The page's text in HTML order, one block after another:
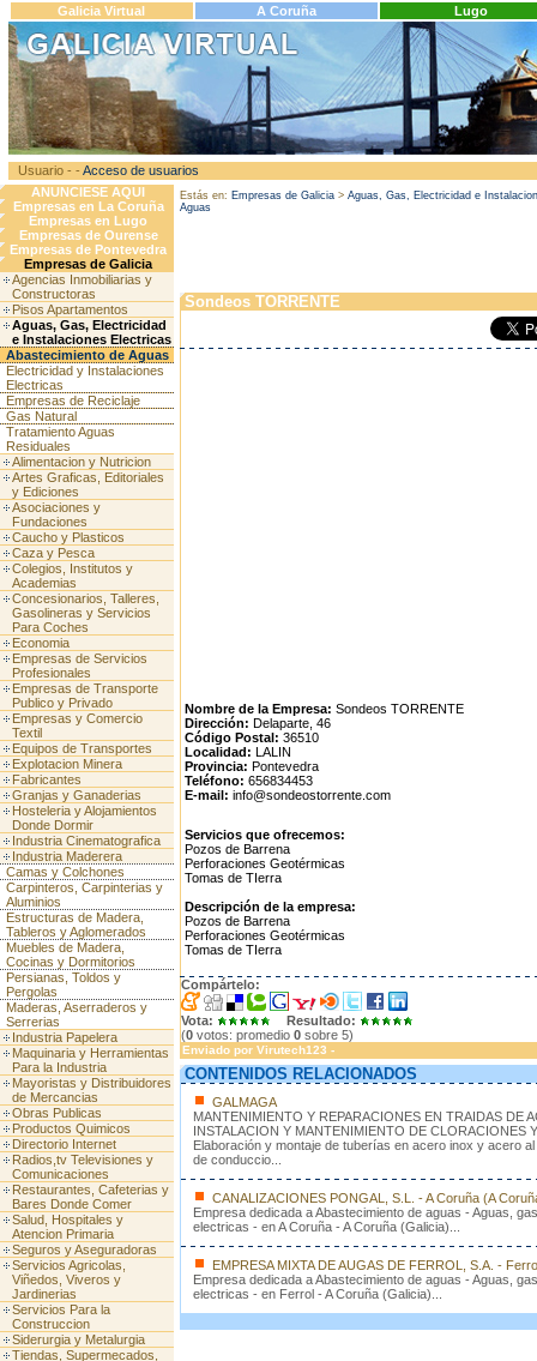
Galicia Virtual A Coruña Lugo
Usuario - - Acceso de usuarios
ANUNCIESE AQUI
Empresas en La Coruña
Empresas en Lugo
Empresas de Ourense
Empresas de Pontevedra
Empresas de Galicia
Agencias Inmobiliarias y
Constructoras
Pisos Apartamentos
Aguas, Gas, Electricidad
e Instalaciones Electricas
Abastecimiento de Aguas
Electricidad y Instalaciones
Electricas
Empresas de Reciclaje
Gas Natural
Tratamiento Aguas
Residuales
Alimentacion y Nutricion
Artes Graficas, Editoriales
y Ediciones
Asociaciones y
Fundaciones
Caucho y Plasticos
Caza y Pesca
Colegios, Institutos y
Academias
Concesionarios, Talleres,
Gasolineras y Servicios
Para Coches
Economia
Empresas de Servicios
Profesionales
Empresas de Transporte
Publico y Privado
Empresas y Comercio
Textil
Equipos de Transportes
Explotacion Minera
Fabricantes
Granjas y Ganaderias
Hosteleria y Alojamientos
Donde Dormir
Industria Cinematografica
Industria Maderera
Camas y Colchones
Carpinteros, Carpinterias y
Aluminios
Estructuras de Madera,
Tableros y Aglomerados
Muebles de Madera,
Cocinas y Dormitorios
Persianas, Toldos y
Pergolas
Maderas, Aserraderos y
Serrerias
Industria Papelera
Maquinaria y Herramientas
Para la Industria
Mayoristas y Distribuidores
de Mercancias
Obras Publicas
Productos Quimicos
Directorio Internet
Radios,tv Televisiones y
Comunicaciones
Restaurantes, Cafeterias y
Bares Donde Comer
Salud, Hospitales y
Atencion Primaria
Seguros y Aseguradoras
Servicios Agricolas,
Viñedos, Viveros y
Jardinerias
Servicios Para la
Construccion
Siderurgia y Metalurgia
Tiendas, Supermecados,
Estás en: Empresas de Galicia > Aguas, Gas, Electricidad e
Aguas
Sondeos TORRENTE
Nombre de la Empresa: Sondeos TORRENTE
Dirección: Delaparte, 46
Código Postal: 36510
Localidad: LALIN
Provincia: Pontevedra
Teléfono: 656834453
E-mail: info@sondeostorrente.com
Servicios que ofrecemos:
Pozos de Barrena
Perforaciones Geotérmicas
Tomas de TIerra
Descripción de la empresa:
Pozos de Barrena
Perforaciones Geotérmicas
Tomas de TIerra
Compártelo:
Vota:
Resultado:
(0 votos: promedio 0 sobre 5)
Enviado por Virutech123 -
CONTENIDOS RELACIONADOS
GALMAGA
MANTENIMIENTO Y REPARACIONES EN TRAIDAS DE
INSTALACION Y MANTENIMIENTO DE CLORACIONES
Elaboración y montaje de tuberías en acero inox y acero
de conduccio...
CANALIZACIONES PONGAL, S.L. - A Coruña (A
Empresa dedicada a Abastecimiento de aguas - Aguas,
electricas - en A Coruña - A Coruña (Galicia)...
EMPRESA MIXTA DE AUGAS DE FERROL, S.A. -
Empresa dedicada a Abastecimiento de aguas - Aguas,
electricas - en Ferrol - A Coruña (Galicia)...